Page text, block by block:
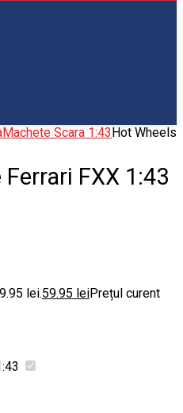
Machete Scara 1:43Hot Wheels
FXX 1:43
lei.59.95 leiPrețul curent